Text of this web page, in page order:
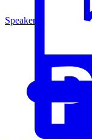
Speakers